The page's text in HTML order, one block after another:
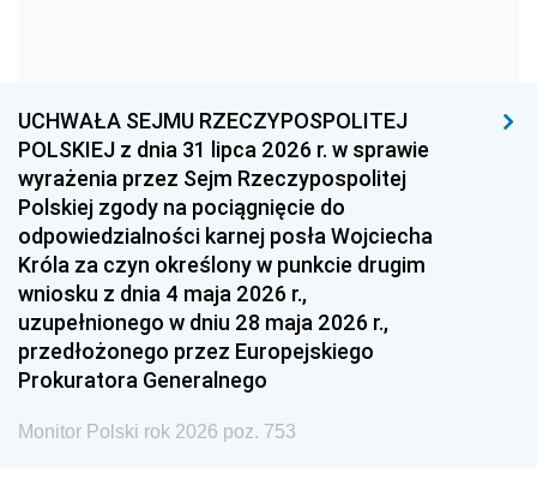
1954 1953 1952
1951 1950 1949
1948 1947
1939 1938 1937
1936 1930
UCHWAŁA SEJMU RZECZYPOSPOLITEJ
POLSKIEJ z dnia 31 lipca 2026 r. w sprawie
wyrażenia przez Sejm Rzeczypospolitej
Polskiej zgody na pociągnięcie do
odpowiedzialności karnej posła Wojciecha
Króla za czyn określony w punkcie drugim
wniosku z dnia 4 maja 2026 r.,
uzupełnionego w dniu 28 maja 2026 r.,
przedłożonego przez Europejskiego
Prokuratora Generalnego
Monitor Polski rok 2026 poz. 753